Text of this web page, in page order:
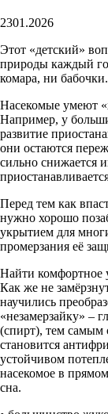
2301.2026
Этот «детский»
природы каждый
комара, ни бабочки.
Насекомые умеют
Например, у
развитие
они остаются
сильно снижается
Перед тем как
нужно хорошо
укрытием для
промерзания её
Найти комфортное
Как же не
научились
«незамерзайку» –
(спирт), тем самым
становится
устойчивом
насекомое в
сна.